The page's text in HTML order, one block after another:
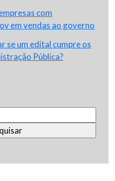
com
em vendas ao governo
se um edital cumpre os
Pública?